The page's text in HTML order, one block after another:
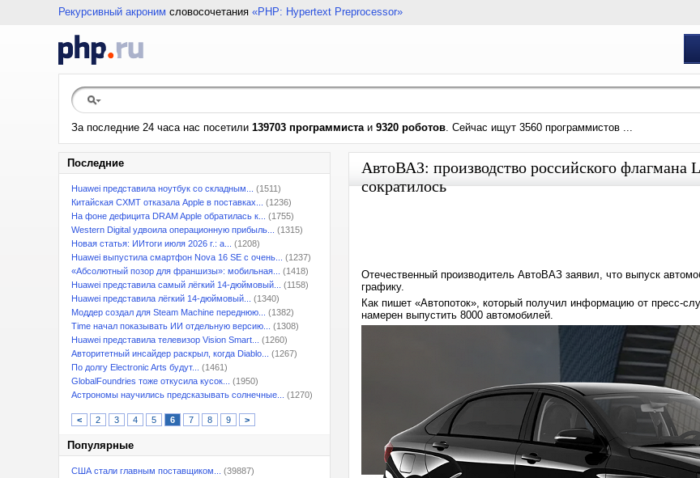
Рекурсивный акроним словосочетания «PHP: Hypertext Preprocessor»
За последние 24 часа нас посетили 139703 программистаи 9320 роботов. Сейчас ищут 3560 программистов ...
Последние
Huawei представила ноутбук со складным...
(1511)
Китайская CXMT отказала Apple в поставках...
(1236)
На фоне дефицита DRAM Apple обратилась к...
(1755)
Western Digital удвоила операционную прибыль...
(1315)
Новая статья: ИИтоги июля 2026 г.: а...
(1208)
Huawei выпустила смартфон Nova 16 SE с очень...
(1237)
«Абсолютный позор для франшизы»: мобильная...
(1418)
Huawei представила самый лёгкий 14-дюймовый...
(1158)
Huawei представила лёгкий 14-дюймовый...
(1340)
Моддер создал для Steam Machine переднюю...
(1382)
Time начал показывать ИИ отдельную версию...
(1308)
Huawei представила телевизор Vision Smart...
(1260)
Авторитетный инсайдер раскрыл, когда Diablo...
(1267)
По долгу Electronic Arts будут...
(1461)
GlobalFoundries тоже откусила кусок...
(1950)
Астрономы научились предсказывать солнечные...
(1270)
< 2 3 4 5 6 7 8 9 >
Популярные
США стали главным поставщиком...
(39887)
АвтоВАЗ: производство российского флагмана
сократилось
Отечественный производитель АвтоВАЗ заявил, что выпуск
графику.
Как пишет «Автопоток», который получил информацию от пресс-
намерен выпустить 8000 автомобилей.